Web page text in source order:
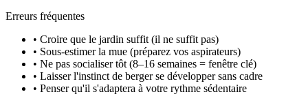
Erreurs fréquentes
• Croire que le jardin suffit (il ne suffit pas)
• Sous-estimer la mue (préparez vos aspirateurs)
• Ne pas socialiser tôt (8–16 semaines = fenêtre clé)
• Laisser l'instinct de berger se développer sans cadre
• Penser qu'il s'adaptera à votre rythme sédentaire